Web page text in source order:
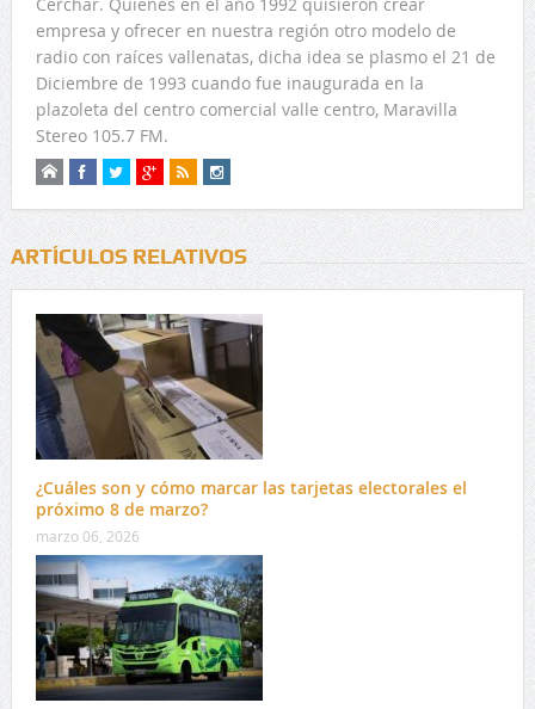
empresa y ofrecer en nuestra región otro modelo de
radio con raíces vallenatas, dicha idea se plasmo el 21 de
Diciembre de 1993 cuando fue inaugurada en la
plazoleta del centro comercial valle centro, Maravilla
Stereo 105.7 FM.
ARTÍCULOS RELATIVOS
¿Cuáles son y cómo marcar las tarjetas electorales el
próximo 8 de marzo?
marzo 06, 2026